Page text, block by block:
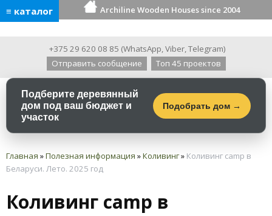
≡ каталог Archiline Wooden Houses since 2004
+375 29 620 08 85 (WhatsApp,Viber,Telegram)
Отправить сообщение
Топ 45 проектов
Подберите деревянный
дом под ваш бюджет и
участок
Подобрать дом →
Главная »Полезная информация »Коливинг» Коливинг camp в
Беларуси. Лето. 2025 год
Коливинг camp в